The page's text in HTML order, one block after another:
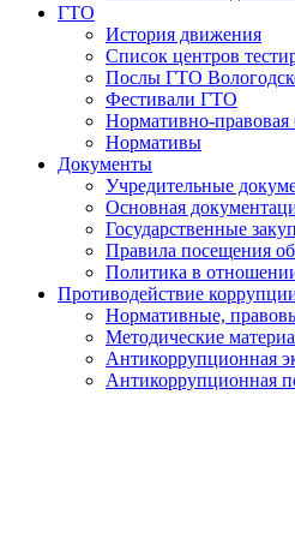
ГТО
История движения
Список центров
Послы ГТО
Фестивали ГТО
Нормативно-правовая
Нормативы
Документы
Учредительные
Основная
Государственные
Правила посещения
Политика в
Противодействие
Нормативные,
Методические
Антикоррупционная
Антикоррупционная